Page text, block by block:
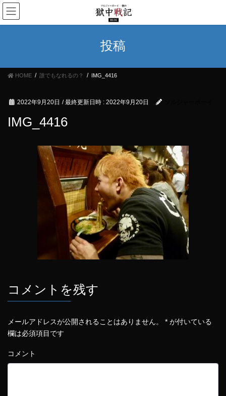
コ
ン
テ
ス
ナ
ビ
ゲ
ン
投稿
HOME 誰でもなれるの？ IMG_4416
2022年9月20日 / 最終更新日時 : 2022年9月20日
IMG_4416
コメントを残す
メールアドレスが公開されることはありません。 * が付いている
欄は必須項目です
コメント